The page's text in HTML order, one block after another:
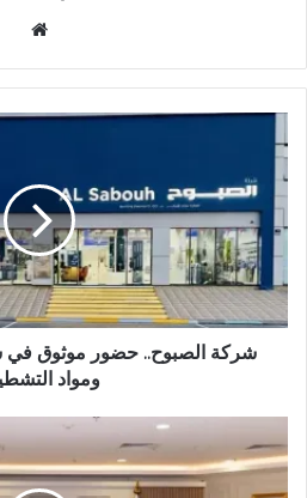
ق
ع
و
ي
ب
شركة الصبوح.. حضور موثوق في
ومواد